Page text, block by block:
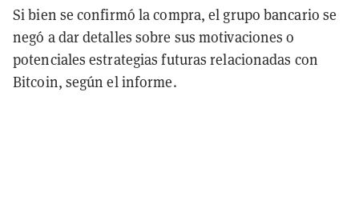
Si bien se confirmó la compra, el grupo bancario se
negó a dar detalles sobre sus motivaciones o
potenciales estrategias futuras relacionadas con
Bitcoin, según el informe.